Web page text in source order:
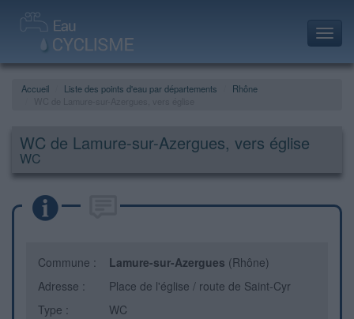
Accueil Liste des points d'eau par départements
Rhône
WC de Lamure-sur-Azergues, vers église
WC
Commune : Lamure-sur-Azergues (Rhône)
Adresse :
Place de l'église / route de Saint-Cyr
Type :
WC